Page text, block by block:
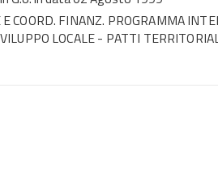
COORD. FINANZ. PROGRAMMA
LOCALE - PATTI